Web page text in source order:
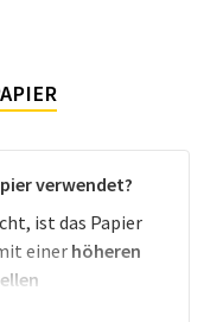
verwendet?
ist das Papier
einer höheren